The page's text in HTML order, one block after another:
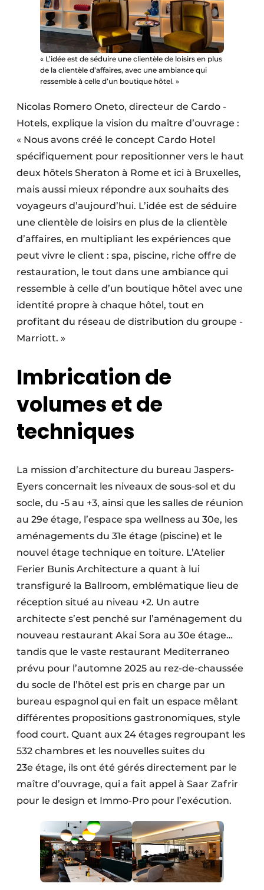
« L’idée est de séduire une clientèle de loisirs en plus
de la clientèle d’affaires, avec une ambiance qui
ressemble à celle d’un boutique hôtel. »
Nicolas Romero Oneto, directeur de Cardo ­
Hotels, explique la vision du maître d’ouvrage :
« Nous avons créé le concept Cardo Hotel
spécifiquement pour repositionner vers le haut
deux hôtels ­Sheraton à Rome et ici à Bruxelles,
mais aussi mieux répondre aux souhaits des
voyageurs d’aujourd’hui. L’idée est de séduire
une clientèle de loisirs en plus de la clientèle
d’affaires, en multipliant les expériences que
peut vivre le client : spa, piscine, riche offre de
restauration, le tout dans une ambiance qui
ressemble à celle d’un boutique hôtel avec une
identité propre à chaque hôtel, tout en
profitant du réseau de distribution du groupe ­
Marriott. »
Imbrication de
volumes et de
techniques
La mission d’architecture du bureau Jaspers-
Eyers concernait les niveaux de sous-sol et du
socle, du -5 au +3, ainsi que les salles de réunion
au 29e étage, l’espace spa wellness au 30e, les
aménagements du 31e étage (piscine) et le
nouvel étage technique en toiture. L’Atelier
Ferier Bunis Architecture a quant à lui
transfiguré la Ballroom, emblématique lieu de
réception situé au niveau +2. Un autre
architecte s’est penché sur l’aménagement du
nouveau restaurant Akai Sora au 30e étage…
tandis que le vaste restaurant Mediterraneo
prévu pour l’automne 2025 au rez-de-chaussée
du socle de l’hôtel est pris en charge par un
bureau espagnol qui en fait un espace mêlant
différentes propositions gastronomiques, style
food court. Quant aux 24 étages regroupant les
532 chambres et les nouvelles suites du
23e étage, ils ont été gérés directement par le
maître d’ouvrage, qui a fait appel à Saar Zafrir
pour le design et Immo-Pro pour l’exécution.